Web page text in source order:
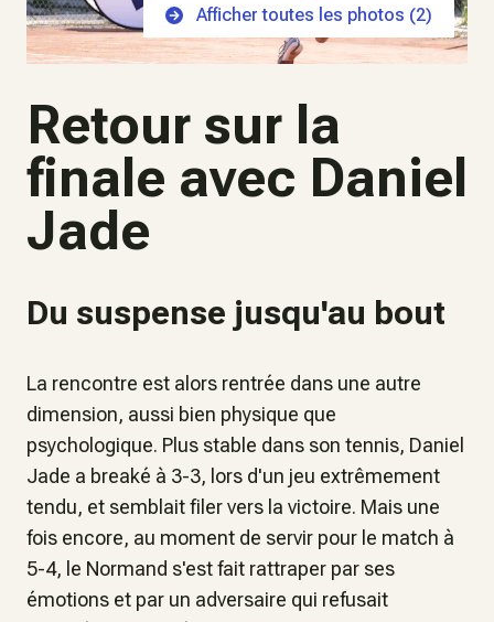
Afficher toutes les photos (2)
Retour sur la
finale avec Daniel
Jade
Du suspense jusqu'au bout
La rencontre est alors rentrée dans une autre
dimension, aussi bien physique que
psychologique. Plus stable dans son tennis, Daniel
Jade a breaké à 3-3, lors d'un jeu extrêmement
tendu, et semblait filer vers la victoire. Mais une
fois encore, au moment de servir pour le match à
5-4, le Normand s'est fait rattraper par ses
émotions et par un adversaire qui refusait